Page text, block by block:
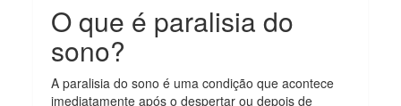
O que é paralisia do
sono?
A paralisia do sono é uma condição que acontece
imediatamente após o despertar ou depois de